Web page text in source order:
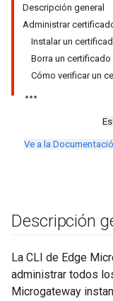
Descripción general
Administrar
Instalar un
Borra un certificado
Cómo verificar un
Ve a la
Descripción
La CLI de Edge
administrar todos
Microgateway